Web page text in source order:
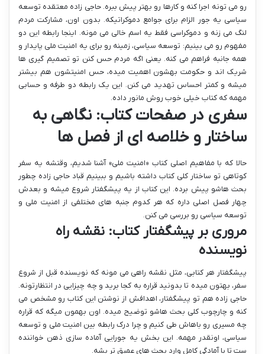
رو می تونه اجرا کنه و کارها رو بهتر پیش ببره. حاجی زاده معتقده توسعه
سیاسی یه جور الزام برای جوامع دموکراتیکه. بدون اون، مشارکت مردم
لنگ می زنه و دموکراسی فقط یه اسم خالی می مونه. اینجا رابطه این دو
مفهوم رو می بینیم: توسعه سیاسی، زمینه رو برای یه امنیت ملی پایدار و
همه جانبه فراهم می کنه. یعنی اگه مردم حس کنن تو تصمیم گیری ها
شریک اند و حکومت بهشون اهمیت میده، حس امنیتشون هم بیشتر
میشه و کمتر احساس تهدید می کنن. این یک رابطه دو طرفه و حسابی
مهمه که کتاب خیلی خوب روش مانور داده.
سفری در صفحات کتاب: نگاهی به
ساختار و خلاصه ای از فصل ها
حالا که با مفاهیم اصلی کتاب «امنیت ملی» آشنا شدیم، وقتشه یه سفر
کوتاهی تو ساختار کلی کتاب داشته باشیم و ببینیم قباد حاجی زاده چطور
بحث هاشو پیش برده. این کتاب از یه پیشگفتار شروع میشه و بعدش
چهار فصل اصلی داره که هر کدوم جنبه های مختلفی از امنیت ملی و
توسعه سیاسی رو بررسی می کنن.
مروری بر پیشگفتار کتاب: نقشه راه
نویسنده
پیشگفتار هر کتابی، مثل نقشه راهی می مونه که نویسنده قبل از شروع
سفر، بهتون میده تا بدونید قراره به کجا برید و چه چیزایی در انتظارتونه.
حاجی زاده هم تو پیشگفتار، اهدافش از نوشتن این کتاب رو مشخص می
کنه و چارچوب کلی بحث هاشو توضیح میده. اون بهمون میگه که قراره
چه مسیری رو باهاش طی کنیم و چرا درک رابطه بین امنیت ملی و توسعه
سیاسی، اونقدر مهمه. این بخش یه جورایی آماده سازی ذهن خواننده
ست تا با آمادگی کامل وارد بحث های عمیق تر بشه.